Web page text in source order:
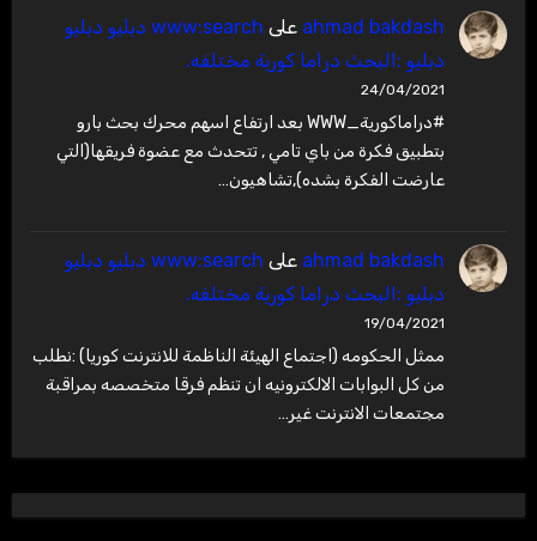
ahmad bakdash على
www:search دبليو دبليو
دبليو :البحث دراما كورية مختلفه.
24/04/2021
#دراماكورية_WWW بعد ارتفاع اسهم محرك بحث بارو
بتطبيق فكرة من باي تامي , تتحدث مع عضوة فريقها(التي
عارضت الفكرة بشده),تشاهيون…
ahmad bakdash على
www:search دبليو دبليو
دبليو :البحث دراما كورية مختلفه.
19/04/2021
ممثل الحكومه (اجتماع الهيئة الناظمة للانترنت كوريا) :نطلب
من كل البوابات الالكترونيه ان تنظم فرقا متخصصه بمراقبة
مجتمعات الانترنت غير…